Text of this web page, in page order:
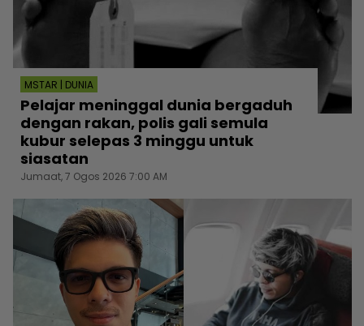
MSTAR | DUNIA
Pelajar meninggal dunia bergaduh
dengan rakan, polis gali semula
kubur selepas 3 minggu untuk
siasatan
Jumaat, 7 Ogos 2026 7:00 AM